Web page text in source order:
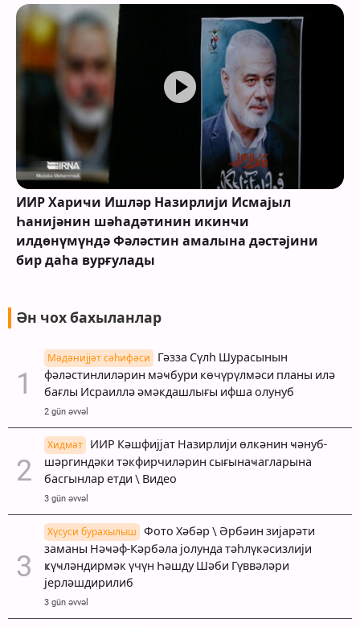
ИИР Хариҹи Ишләр Назирлији Исмајыл
Һанијәнин шәһадәтинин икинҹи
илдөнүмүндә Фәләстин амалына дәстәјини
бир даһа вурғулады
Ән чох бахыланлар
Мәдәнијјәт сәһифәси
Гәзза Сүлһ Шурасынын
фәләстинлиләрин мәҹбури көчүрүлмәси планы илә
бағлы Исраиллә әмәкдашлығы ифша олунуб
2 gün əvvəl
Хидмәт
ИИР Кәшфијјат Назирлији өлкәнин ҹәнуб-
шәргиндәки тәкфирчиләрин сығынаҹагларына
басгынлар етди \ Видео
3 gün əvvəl
Хүсуси бурахылыш
Фото Хәбәр \ Әрбәин зијарәти
заманы Нәҹәф-Кәрбәла јолунда тәһлүкәсизлији
ҝүҹләндирмәк үчүн Һәшду Шәби Гүввәләри
јерләшдирилиб
3 gün əvvəl